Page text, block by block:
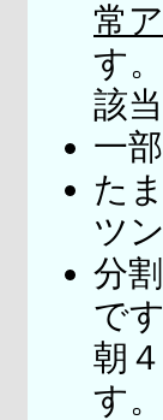
常
す。
該
一
た
ツ
分
で
朝
す。